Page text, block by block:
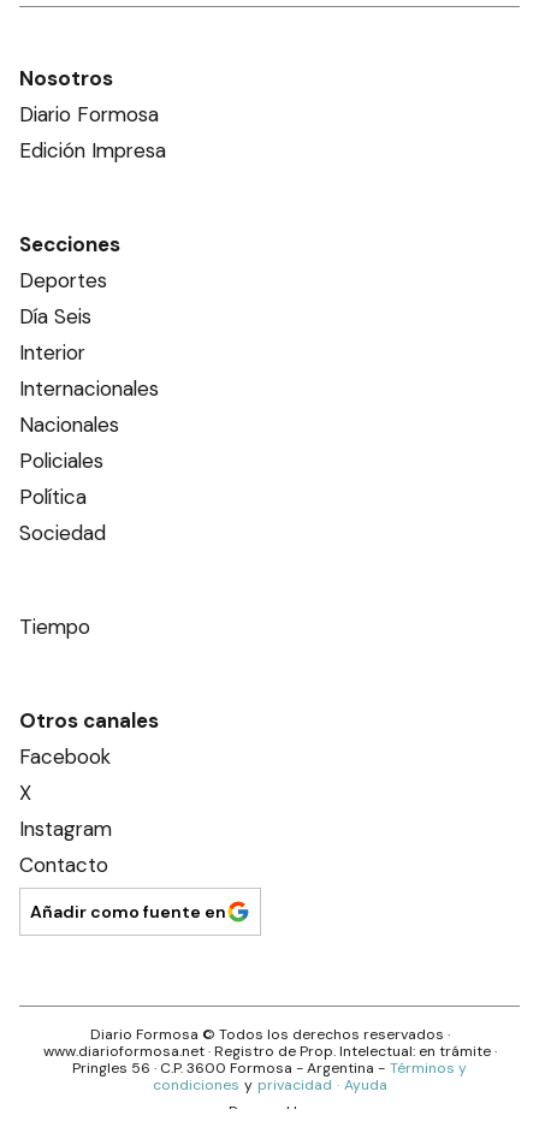
Nosotros
Diario Formosa
Edición Impresa
Secciones
Deportes
Día Seis
Interior
Internacionales
Nacionales
Policiales
Política
Sociedad
Tiempo
Otros canales
Facebook
X
Instagram
Contacto
Añadir como fuente en
Diario Formosa © Todos los derechos reservados ·
www.diarioformosa.net · Registro de Prop. Intelectual: en trámite ·
Pringles 56 · C.P.3600 Formosa - Argentina - Términos y
condiciones y privacidad · Ayuda
Powered by